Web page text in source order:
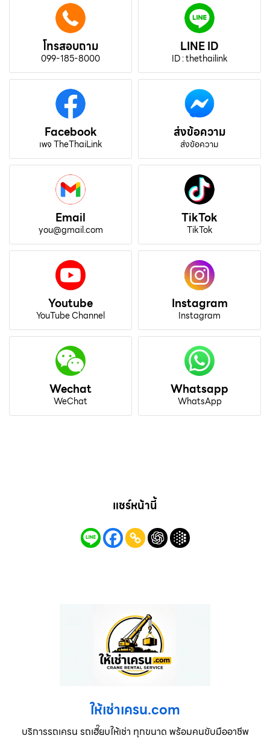
โทรสอบถาม
099-185-8000
LINE ID
ID : thethailink
Facebook
เพจ TheThaiLink
ส่งข้อความ
ส่งข้อความ
Email
you@gmail.com
TikTok
TikTok
Youtube
YouTube Channel
Instagram
Instagram
Wechat
WeChat
Whatsapp
WhatsApp
แชร์หน้านี้
ให้เช่าเครน.com
บริการรถเครน รถเฮี๊ยบให้เช่า ทุกขนาด พร้อมคนขับมืออาชีพ